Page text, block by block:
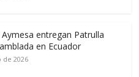
entregan Patrulla
en Ecuador
de 2026